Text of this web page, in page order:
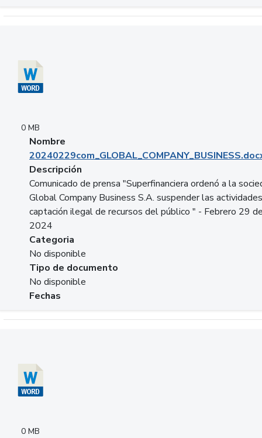
0 MB
Nombre
Descripción
Comunicado de prensa "Superfinanciera ordenó a la
Global Company Business S.A. suspender las
captación ilegal de recursos del público " - Febrero 29
2024
Categoria
No disponible
Tipo de documento
No disponible
Fechas
0 MB